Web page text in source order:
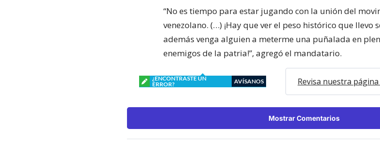
“No es tiempo para estar jugando con la unión del
venezolano. (…) ¡Hay que ver el peso histórico que
además venga alguien a meterme una puñalada en
enemigos de la patria!”, agregó el mandatario.
¿ENCONTRASTE UN
ERROR?
AVÍSANOS Revisa nuestra
Mostrar Comentarios